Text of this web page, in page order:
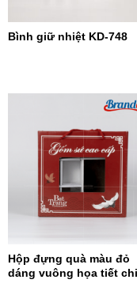
Bình giữ nhiệt KD-748
Hộp đựng quà màu đỏ
dáng vuông họa tiết